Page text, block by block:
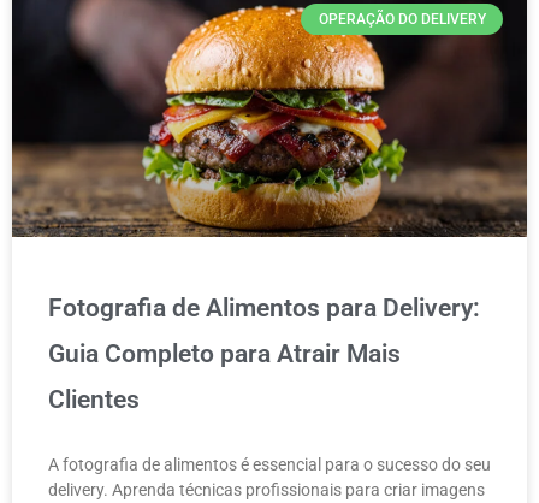
OPERAÇÃO DO DELIVERY
Fotografia de Alimentos para Delivery:
Guia Completo para Atrair Mais
Clientes
A fotografia de alimentos é essencial para o sucesso do seu
delivery. Aprenda técnicas profissionais para criar imagens